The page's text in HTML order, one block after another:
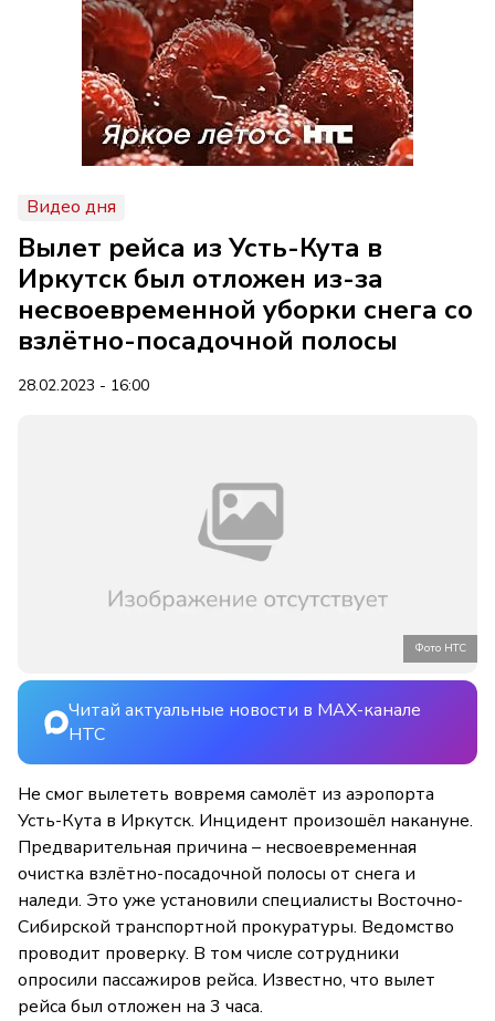
Видео дня
Вылет рейса из Усть-Кута в
Иркутск был отложен из-за
несвоевременной уборки снега со
взлётно-посадочной полосы
28.02.2023 - 16:00
Фото НТС
Читай актуальные новости в MAX-канале
НТС
Не смог вылететь вовремя самолёт из аэропорта
Усть-Кута в Иркутск. Инцидент произошёл накануне.
Предварительная причина – несвоевременная
очистка взлётно-посадочной полосы от снега и
наледи. Это уже установили специалисты Восточно-
Сибирской транспортной прокуратуры. Ведомство
проводит проверку. В том числе сотрудники
опросили пассажиров рейса. Известно, что вылет
рейса был отложен на 3 часа.